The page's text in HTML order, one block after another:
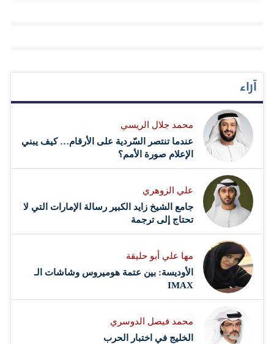
هذه الجملة الآن، وما علاقة الموت والحياة بمعرض جيتكس؟
والإجابة في الشرح الذي قدمه سموه، بعد أن لاحظ استغرابي،
فقال: «الموت هو لحظة، لحظة ينتهي فيها كل شيء، لكن ما
قبل الموت، وما قبل هذه اللحظة، هناك…
آراء
محمد جلال الريسي
عندما تنتصر السّردية على الأرقام… كيف يبني
الإعلام صورة الأمم؟
علي الزوهري
جامع الشيخ زايد الكبير رسالة الإمارات التي لا
تحتاج إلى ترجمة
مها علي أبو حليقة
الأوديسة: بين عتمة هوميروس وشاشات الـ
IMAX
محمد فيصل الدوسري ​
‏الخليج في اختبار الحرب